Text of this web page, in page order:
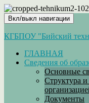
Вкл/выкл навигации
КГБПОУ "Бийский
ГЛАВНАЯ
Сведения об
Основные
Структура и
Документы